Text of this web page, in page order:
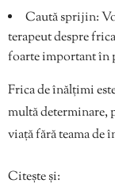
Caută sprijin:
terapeut despre
foarte important în
Frica de înălțimi
multă determinare,
viață fără teama de
Citește și: